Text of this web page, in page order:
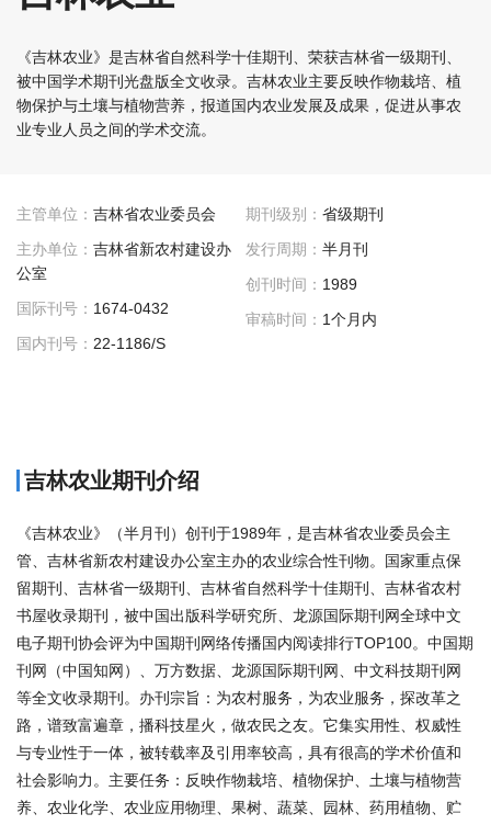
《吉林农业》是吉林省自然科学十佳期刊、荣获吉林省一级期刊、
被中国学术期刊光盘版全文收录。吉林农业主要反映作物栽培、植
物保护与土壤与植物营养，报道国内农业发展及成果，促进从事农
业专业人员之间的学术交流。
主管单位： 吉林省农业委员会
主办单位： 吉林省新农村建设办
公室
国际刊号： 1674-0432
国内刊号： 22-1186/S
期刊级别： 省级期刊
发行周期： 半月刊
创刊时间： 1989
审稿时间： 1个月内
吉林农业期刊介绍
《吉林农业》（半月刊）创刊于1989年，是吉林省农业委员会主
管、吉林省新农村建设办公室主办的农业综合性刊物。国家重点保
留期刊、吉林省一级期刊、吉林省自然科学十佳期刊、吉林省农村
书屋收录期刊，被中国出版科学研究所、龙源国际期刊网全球中文
电子期刊协会评为中国期刊网络传播国内阅读排行TOP100。中国期
刊网（中国知网）、万方数据、龙源国际期刊网、中文科技期刊网
等全文收录期刊。办刊宗旨：为农村服务，为农业服务，探改革之
路，谱致富遍章，播科技星火，做农民之友。它集实用性、权威性
与专业性于一体，被转载率及引用率较高，具有很高的学术价值和
社会影响力。主要任务：反映作物栽培、植物保护、土壤与植物营
养、农业化学、农业应用物理、果树、蔬菜、园林、药用植物、贮